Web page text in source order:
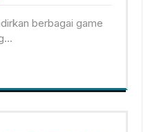
berbagai game